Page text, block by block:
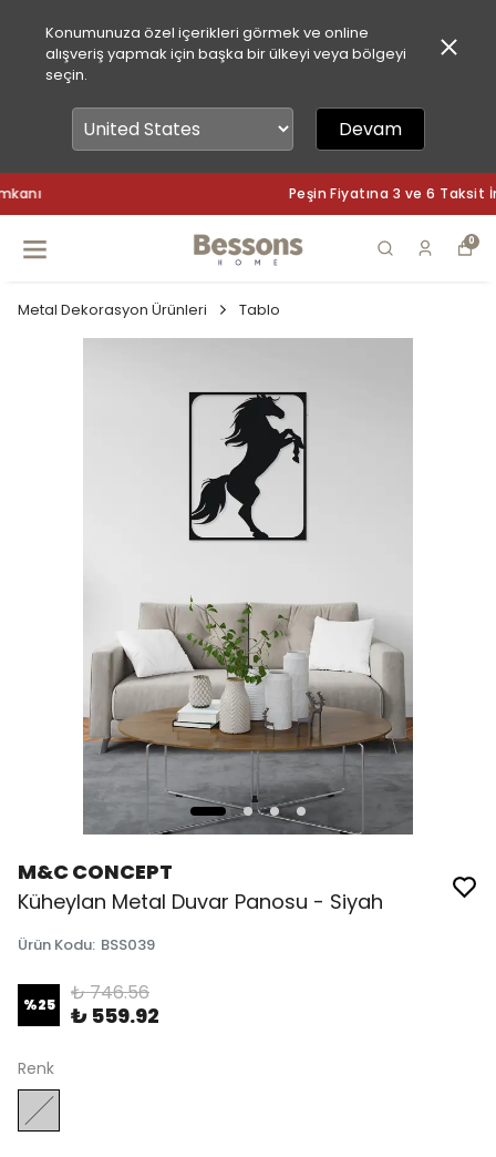
Konumunuza özel içerikleri görmek ve online
alışveriş yapmak için başka bir ülkeyi veya bölgeyi
seçin.
Devam
Peşin Fiyatına 3 ve 6 Taksit İmkanı
0
Metal Dekorasyon Ürünleri Tablo
M&C CONCEPT
Küheylan Metal Duvar Panosu - Siyah
Ürün Kodu: BSS039
%25 ₺ 746.56
₺ 559.92
Renk